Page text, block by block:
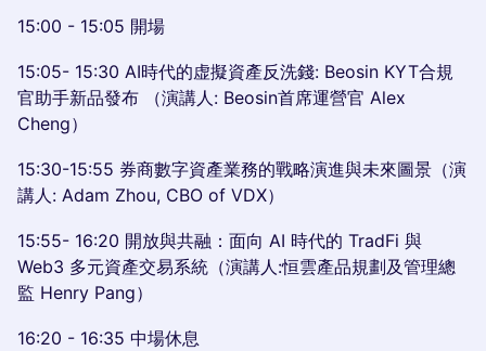
15:00 - 15:05 開場
15:05- 15:30 AI時代的虚擬資產反洗錢: Beosin KYT合規
官助手新品發布 （演講人: Beosin首席運營官 Alex
Cheng）
15:30-15:55 券商數字資產業務的戰略演進與未來圖景（演
講人: Adam Zhou, CBO of VDX）
15:55- 16:20 開放與共融：面向 AI 時代的 TradFi 與
Web3 多元資產交易系統（演講人:恒雲產品規劃及管理總
監 Henry Pang）
16:20 - 16:35 中場休息